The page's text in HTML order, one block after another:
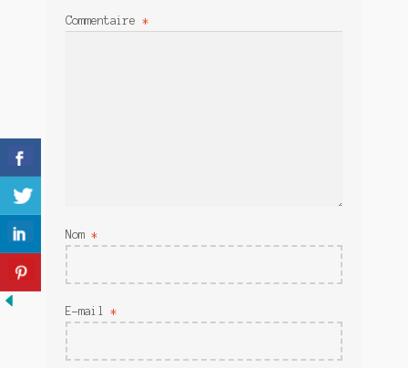
Mon admirateur de l’avent
Sans retour
Sauver ou périr
Une baffe et ça repart
Commentaire *
Nom *
E-mail *